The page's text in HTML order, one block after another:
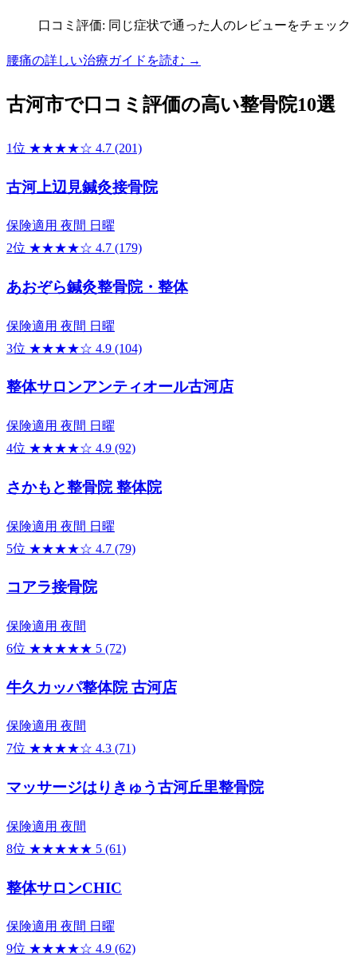
口コミ評価: 同じ症状で通った人のレビューをチェック
腰痛の詳しい治療ガイドを読む →
古河市で口コミ評価の高い整骨院10選
1位 ★★★★☆ 4.7 (201)
古河上辺見鍼灸接骨院
保険適用 夜間 日曜
2位 ★★★★☆ 4.7 (179)
あおぞら鍼灸整骨院・整体
保険適用 夜間 日曜
3位 ★★★★☆ 4.9 (104)
整体サロンアンティオール古河店
保険適用 夜間 日曜
4位 ★★★★☆ 4.9 (92)
さかもと整骨院 整体院
保険適用 夜間 日曜
5位 ★★★★☆ 4.7 (79)
コアラ接骨院
保険適用 夜間
6位 ★★★★★ 5 (72)
牛久カッパ整体院 古河店
保険適用 夜間
7位 ★★★★☆ 4.3 (71)
マッサージはりきゅう古河丘里整骨院
保険適用 夜間
8位 ★★★★★ 5 (61)
整体サロンCHIC
保険適用 夜間 日曜
9位 ★★★★☆ 4.9 (62)